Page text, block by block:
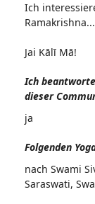
Ich
Ramakrishna...
Jai Kālī Mā!
Ich
dieser
ja
Folgenden
nach Swami
Saraswati,